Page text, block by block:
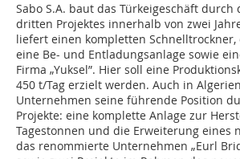
Sabo S.A. baut das Türkeigeschäft durch
dritten Projektes innerhalb von zwei
liefert einen kompletten
eine Be- und Entladungsanlage sowie
Firma „Yuksel”. Hier soll eine
450 t/Tag erzielt werden. Auch in
Unternehmen seine führende Position
Projekte: eine komplette Anlage zur
Tagestonnen und die Erweiterung eines
das renommierte Unternehmen „Eurl